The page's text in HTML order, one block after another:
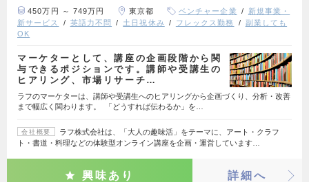
450万円 ～ 749万円 東京都 ベンチャー企業
新規事業・
新サービス
英語力不問 土日祝休み フレックス勤務
副業しても
OK
マーケターとして、講座の企画段階から関
与できるポジションです。講師や受講生の
ヒアリング、市場リサーチ…
ラフのマーケターは、講師や受講生へのヒアリングから企画づくり、分析・改善
まで幅広く関わります。 「どうすれば伝わるか」を…
会社概要
ラフ株式会社は、「大人の趣味活」をテーマに、アート・クラフ
ト・書道・料理などの体験型オンライン講座を企画・運営しています…
興味あり 詳細へ